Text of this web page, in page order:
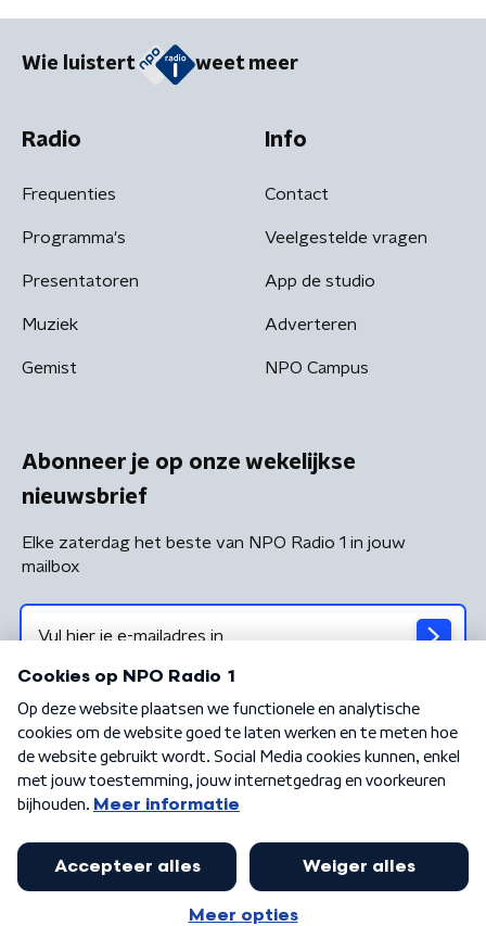
Wie luistert weet meer
Radio
Frequenties
Programma's
Presentatoren
Muziek
Gemist
Info
Contact
Veelgestelde vragen
App de studio
Adverteren
NPO Campus
Abonneer je op onze wekelijkse
nieuwsbrief
Elke zaterdag het beste van NPO Radio 1 in jouw
mailbox
Algemene voorwaarden